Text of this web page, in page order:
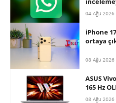
04 Ağu 2026
iPhone
ortaya
08 Ağu 2026
ASUS
165 Hz
08 Ağu 2026